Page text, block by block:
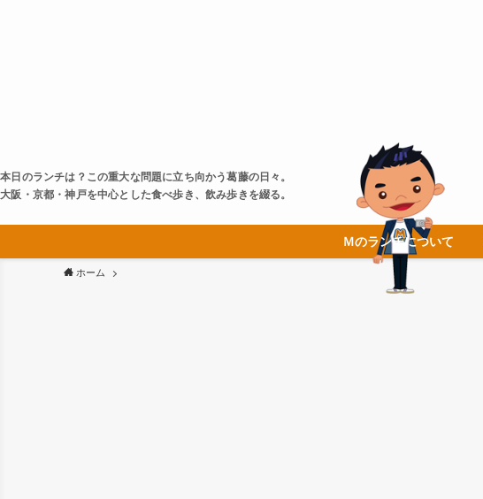
本日のランチは？この重大な問題に立ち向かう葛藤の日々。
大阪・京都・神戸を中心とした食べ歩き、飲み歩きを綴る。
Ｍのランチについて
ホーム